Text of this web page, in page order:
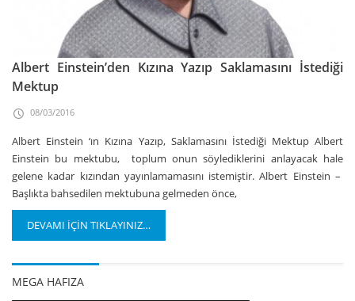
Albert Einstein’den Kızına Yazıp Saklamasını İstediği
Mektup
08/03/2016
Albert Einstein ‘ın Kızına Yazıp, Saklamasını İstediği Mektup Albert
Einstein bu mektubu, toplum onun söylediklerini anlayacak hale
gelene kadar kızından yayınlamamasını istemiştir. Albert Einstein –
Başlıkta bahsedilen mektubuna gelmeden önce,
DEVAMI İÇİN TIKLAYINIZ…
MEGA HAFIZA